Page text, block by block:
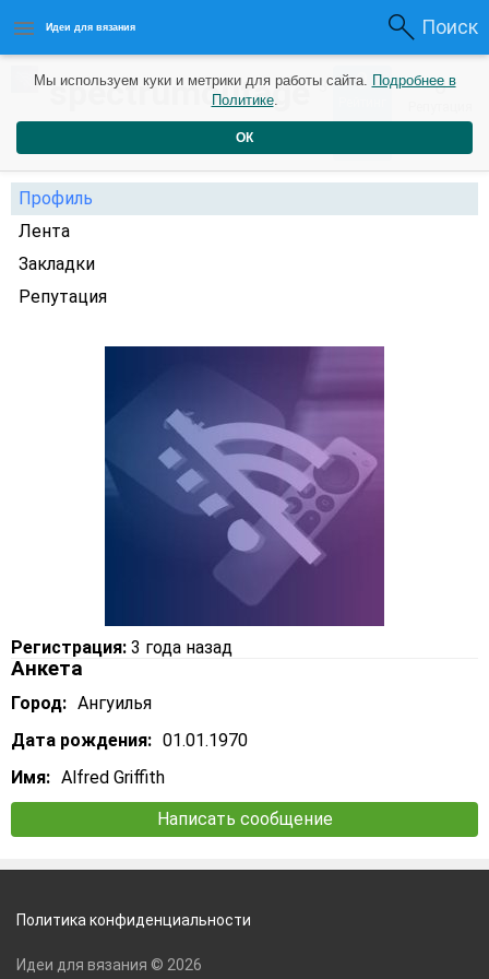
Идеи для вязания Поиск
spectrumoutage3 0 0
Профиль
Лента
Закладки
Репутация
Регистрация: 3 года назад
Анкета
Город: Ангуилья
Дата рождения: 01.01.1970
Имя: Alfred Griffith
Написать сообщение
Мы используем куки и метрики для работы сайта. Подробнее в
Политике.
ОК
Политика конфиденциальности
Идеи для вязания © 2026